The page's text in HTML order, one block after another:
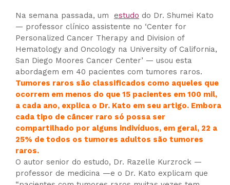
Na semana passada, um estudo do Dr. Shumei Kato
— professor clínico assistente no ‘Center for
Personalized Cancer Therapy and Division of
Hematology and Oncology na University of California,
San Diego Moores Cancer Center’ — usou esta
abordagem em 40 pacientes com tumores raros.
Tumores raros são classificados como aqueles que
ocorrem em menos do que 15 pacientes em 100 mil,
a cada ano, explica o Dr. Kato em seu artigo. Embora
cada tipo de câncer raro só possa ser
compartilhado por alguns indivíduos, em geral, 22 a
25% de todos os tumores adultos são tumores
raros.
O autor senior do estudo, Dr. Razelle Kurzrock —
professor de medicina —e o Dr. Kato explicam que